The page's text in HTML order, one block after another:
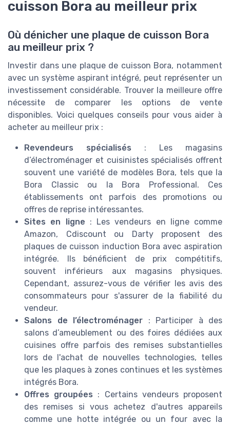
cuisson Bora au meilleur prix
Où dénicher une plaque de cuisson Bora
au meilleur prix ?
Investir dans une plaque de cuisson Bora, notamment
avec un système aspirant intégré, peut représenter un
investissement considérable. Trouver la meilleure offre
nécessite de comparer les options de vente
disponibles. Voici quelques conseils pour vous aider à
acheter au meilleur prix :
Revendeurs spécialisés : Les magasins
d’électroménager et cuisinistes spécialisés offrent
souvent une variété de modèles Bora, tels que la
Bora Classic ou la Bora Professional. Ces
établissements ont parfois des promotions ou
offres de reprise intéressantes.
Sites en ligne : Les vendeurs en ligne comme
Amazon, Cdiscount ou Darty proposent des
plaques de cuisson induction Bora avec aspiration
intégrée. Ils bénéficient de prix compétitifs,
souvent inférieurs aux magasins physiques.
Cependant, assurez-vous de vérifier les avis des
consommateurs pour s'assurer de la fiabilité du
vendeur.
Salons de l’électroménager : Participer à des
salons d’ameublement ou des foires dédiées aux
cuisines offre parfois des remises substantielles
lors de l'achat de nouvelles technologies, telles
que les plaques à zones continues et les systèmes
intégrés Bora.
Offres groupées : Certains vendeurs proposent
des remises si vous achetez d'autres appareils
comme une hotte intégrée ou un four avec la